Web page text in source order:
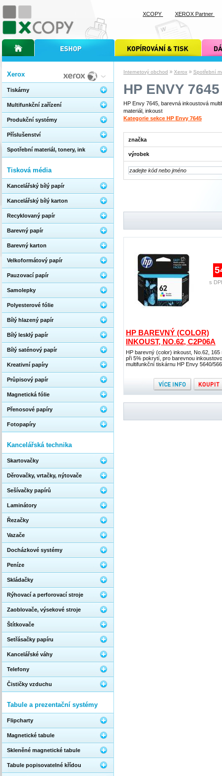
Internetový obchod » Xerox » Spotřební
HP ENVY 7645
HP Envy 7645, barevná inkoustová
materiál, inkoust
Kategorie sekce HP Envy 7645
značka
výrobek
HP BAREVNÝ (COLOR)
INKOUST, NO.62, C2P06A
HP barevný (color) inkoust, No.62, 165
při 5% pokrytí, pro barevnou
multifunkční tiskárnu HP Envy 5640/
s
Xerox
Tiskárny
Multifunkční zařízení
Produkční systémy
Příslušenství
Spotřební materiál, tonery, ink
Tisková média
Kancelářský bílý papír
Kancelářský bílý karton
Recyklovaný papír
Barevný papír
Barevný karton
Velkoformátový papír
Pauzovací papír
Samolepky
Polyesterové fólie
Bílý hlazený papír
Bílý lesklý papír
Bílý saténový papír
Kreativní papíry
Průpisový papír
Magnetická fólie
Přenosové papíry
Fotopapíry
Kancelářská technika
Skartovačky
Děrovačky, vrtačky, nýtovače
Sešívačky papírů
Laminátory
Řezačky
Vazače
Docházkové systémy
Peníze
Skládačky
Rýhovací a perforovací stroje
Zaoblovače, výsekové stroje
Štítkovače
Setřásačky papíru
Kancelářské váhy
Telefony
Čističky vzduchu
Tabule a prezentační systémy
Flipcharty
Magnetické tabule
Skleněné magnetické tabule
Tabule popisovatelné křídou
úvodní stránka xcopyinternetový obchod xcopy kopírování a tisk xcopy dárkové
XCOPY XEROX Partner